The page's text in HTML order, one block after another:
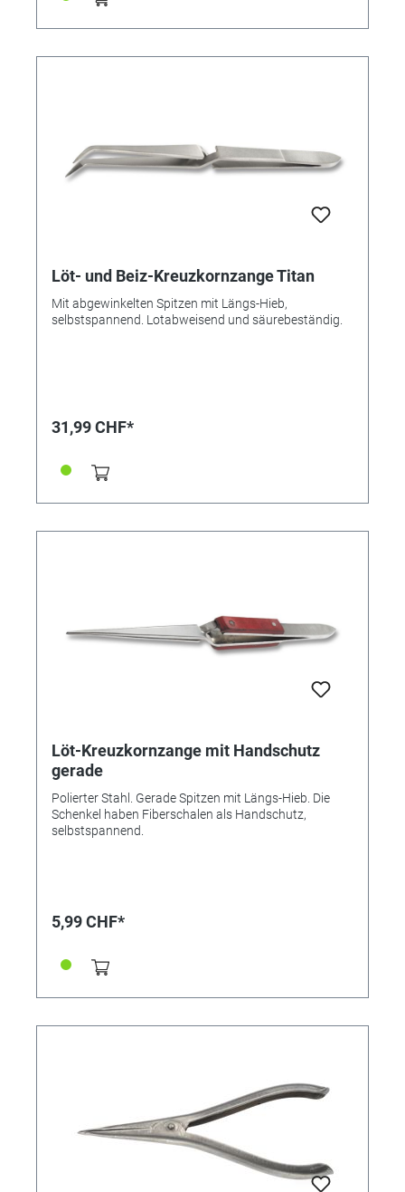
Löt- und Beiz-Kreuzkornzange Titan
Mit abgewinkelten Spitzen mit Längs-Hieb,
selbstspannend. Lotabweisend und säurebeständig.
31,99 CHF*
Löt-Kreuzkornzange mit Handschutz
gerade
Polierter Stahl. Gerade Spitzen mit Längs-Hieb. Die
Schenkel haben Fiberschalen als Handschutz,
selbstspannend.
5,99 CHF*